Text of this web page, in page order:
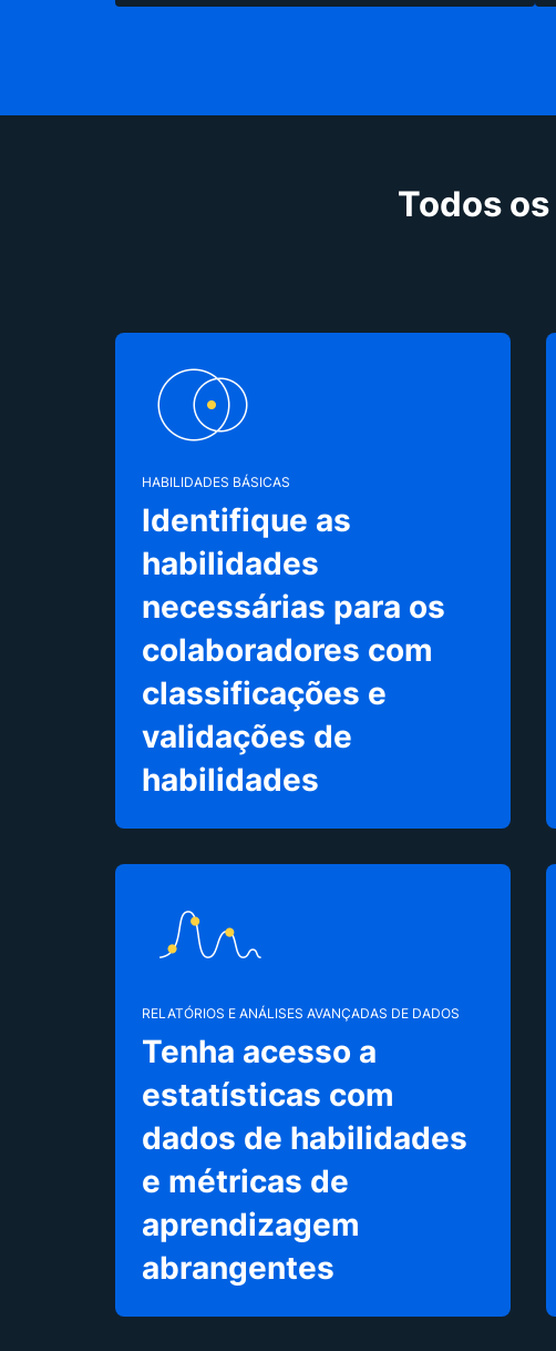
Todos
HABILIDADES BÁSICAS
Identifique as
habilidades
necessárias para os
colaboradores com
classificações e
validações de
habilidades
RELATÓRIOS E ANÁLISES AVANÇADAS DE DADOS
Tenha acesso a
estatísticas com
dados de habilidades
e métricas de
aprendizagem
abrangentes